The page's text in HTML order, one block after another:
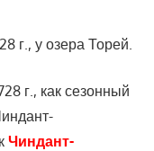
г., у озера Торей.
г., как сезонный
Чиндант-